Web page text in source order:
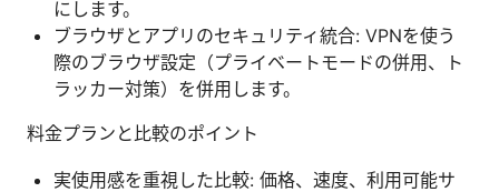
にします。
ブラウザとアプリのセキュリティ統合: VPNを使う
際のブラウザ設定（プライベートモードの併用、ト
ラッカー対策）を併用します。
料金プランと比較のポイント
実使用感を重視した比較: 価格、速度、利用可能サ